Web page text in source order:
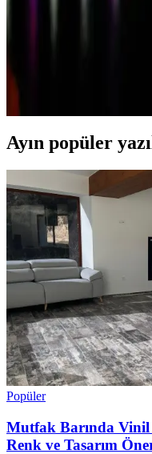
Jüt İp ile Doğal ve
çözümler sunar.
Ayın popüler
Popüler
Mutfak Barında Vinil
Renk ve Tasarım